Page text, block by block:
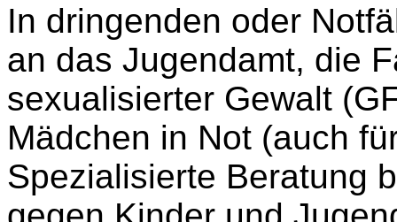
In dringenden oder
an das Jugendamt, die
sexualisierter Gewalt
Mädchen in Not (auch
Spezialisierte Beratung